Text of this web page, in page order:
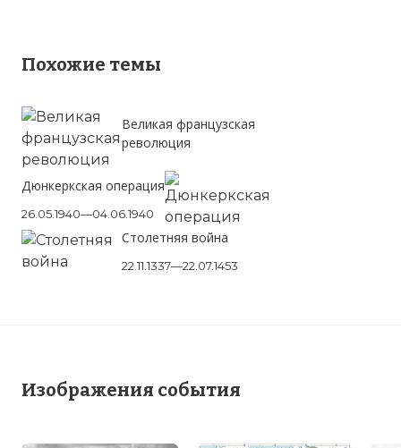
Похожие темы
Великая французская
революция
Дюнкеркская операция
26.05.1940—04.06.1940
Столетняя война
22.11.1337—22.07.1453
Изображения события